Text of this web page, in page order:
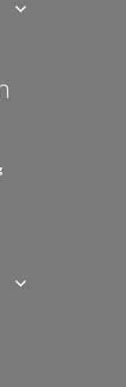
Von 08:30 bis 12:00 Uhr
Von 09:00 bis 12:00 Uhr